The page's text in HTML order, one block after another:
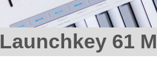
Launchkey 61